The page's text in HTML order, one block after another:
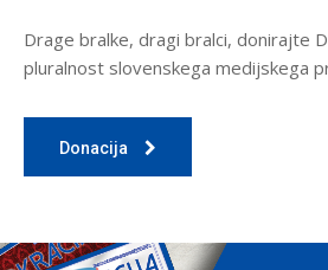
Drage bralke, dragi bralci, donirajte
pluralnost slovenskega medijskega
Donacija